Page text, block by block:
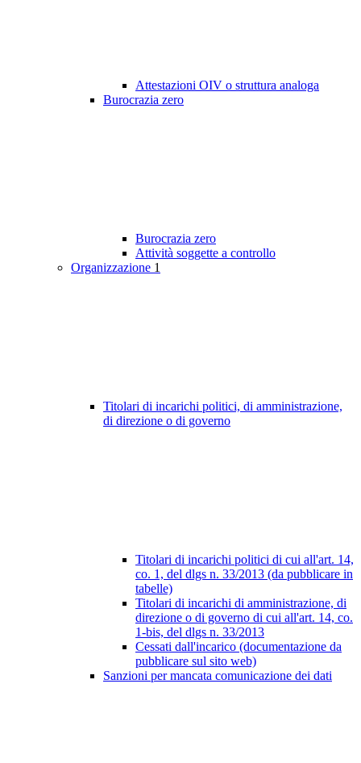
Attestazioni OIV o struttura analoga
Burocrazia zero
Burocrazia zero
Attività soggette a controllo
Organizzazione 1
Titolari di incarichi politici, di amministrazione,
di direzione o di governo
Titolari di incarichi politici di cui all'art. 14,
co. 1, del dlgs n. 33/2013 (da pubblicare in
tabelle)
Titolari di incarichi di amministrazione, di
direzione o di governo di cui all'art. 14, co.
1-bis, del dlgs n. 33/2013
Cessati dall'incarico (documentazione da
pubblicare sul sito web)
Sanzioni per mancata comunicazione dei dati